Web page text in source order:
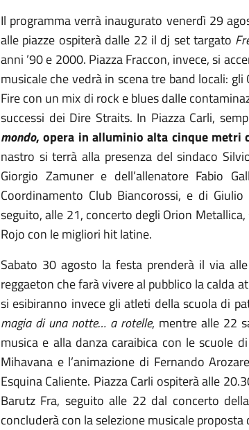
Il programma verrà inaugurato venerdì 29
alle piazze ospiterà dalle 22 il dj set targato
anni ’90 e 2000. Piazza Fraccon, invece, si
musicale che vedrà in scena tre band locali:
Fire con un mix di rock e blues dalle
successi dei Dire Straits. In Piazza Carli,
mondo, opera in alluminio alta cinque metri
nastro si terrà alla presenza del sindaco
Giorgio Zamuner e dell’allenatore Fabio
Coordinamento Club Biancorossi, e di
seguito, alle 21, concerto degli Orion
Rojo con le migliori hit latine.
Sabato 30 agosto la festa prenderà il via
reggaeton che farà vivere al pubblico la calda
si esibiranno invece gli atleti della scuola di
magia di una notte… a rotelle, mentre alle 22
musica e alla danza caraibica con le scuole
Mihavana e l’animazione di Fernando
Esquina Caliente. Piazza Carli ospiterà alle
Barutz Fra, seguito alle 22 dal concerto
concluderà con la selezione musicale proposta